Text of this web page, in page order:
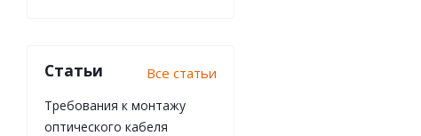
Статьи Все статьи
Требования к монтажу
оптического кабеля